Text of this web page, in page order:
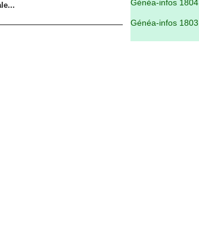
Généa-infos 1804
Généa-infos 1803